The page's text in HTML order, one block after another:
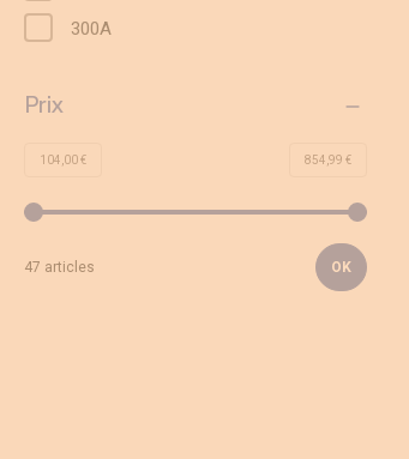
300A
Prix
104,00 € 854,99 €
Min price
Min price
47 articles OK